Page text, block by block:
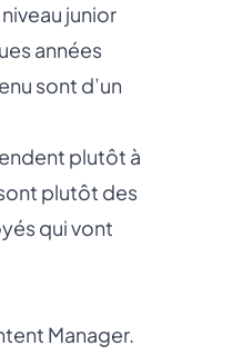
junior
années
sont d’un
plutôt à
plutôt des
qui vont
Manager.